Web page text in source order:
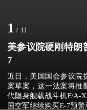
1 / 11
美参议院硬刚特
7
近日，美国国会参议院
案草案，这一法案将推
代隐身舰载战斗机F/A-
国空军继续购买E-7预